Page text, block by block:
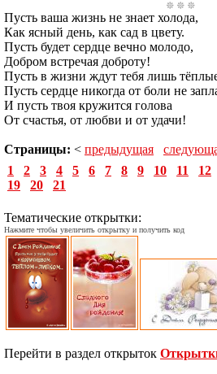
Пусть ваша жизнь не знает холода,
Как ясный день, как сад в цвету.
Пусть будет сердце вечно молодо,
Добром встречая доброту!
Пусть в жизни ждут тебя лишь
Пусть сердце никогда от боли не
И пусть твоя кружится голова
От счастья, от любви и от удачи!
Страницы: < предыдущая
1
2 3 4 5 6 7 8 9 10 11 12
19
20 21
Тематические открытки:
Нажмите чтобы увеличить открытку и получить код
Перейти в раздел открыток